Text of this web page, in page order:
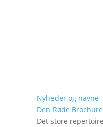
Nyheder og navne
Den Røde
Det store